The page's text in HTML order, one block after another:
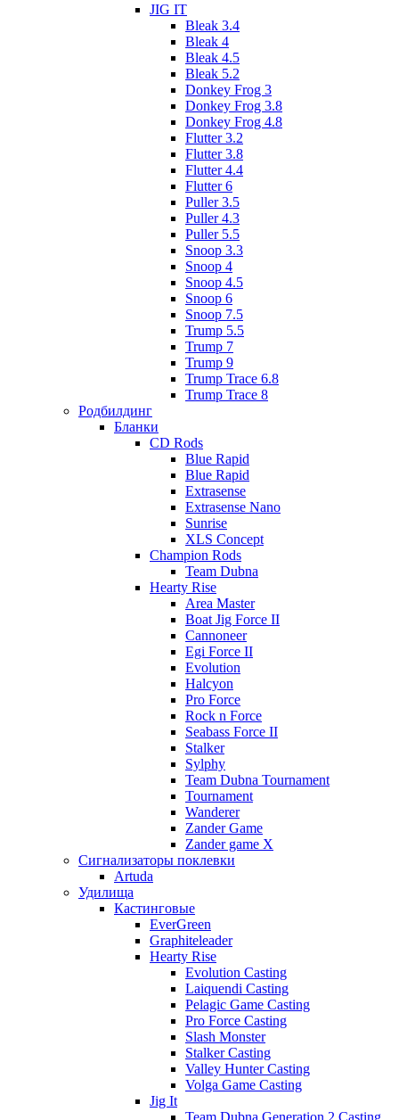
JIG IT
Bleak 3.4
Bleak 4
Bleak 4.5
Bleak 5.2
Donkey Frog 3
Donkey Frog 3.8
Donkey Frog 4.8
Flutter 3.2
Flutter 3.8
Flutter 4.4
Flutter 6
Puller 3.5
Puller 4.3
Puller 5.5
Snoop 3.3
Snoop 4
Snoop 4.5
Snoop 6
Snoop 7.5
Trump 5.5
Trump 7
Trump 9
Trump Trace 6.8
Trump Trace 8
Родбилдинг
Бланки
CD Rods
Blue Rapid
Blue Rapid
Extrasense
Extrasense Nano
Sunrise
XLS Concept
Champion Rods
Team Dubna
Hearty Rise
Area Master
Boat Jig Force II
Cannoneer
Egi Force II
Evolution
Halcyon
Pro Force
Rock n Force
Seabass Force II
Stalker
Sylphy
Team Dubna Tournament
Tournament
Wanderer
Zander Game
Zander game X
Сигнализаторы поклевки
Artuda
Удилища
Кастинговые
EverGreen
Graphiteleader
Hearty Rise
Evolution Casting
Laiquendi Casting
Pelagic Game Casting
Pro Force Casting
Slash Monster
Stalker Casting
Valley Hunter Casting
Volga Game Casting
Jig It
Team Dubna Generation 2 Casting